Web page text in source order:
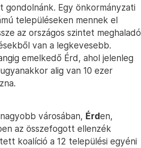
gondolnánk. Egy önkormányzati
településeken mennek el
az országos szintet meghaladó
van a legkevesebb.
emelkedő Érd, ahol jelenleg
alig van 10 ezer
városában, Érden,
az összefogott ellenzék
koalíció a 12 települési egyéni